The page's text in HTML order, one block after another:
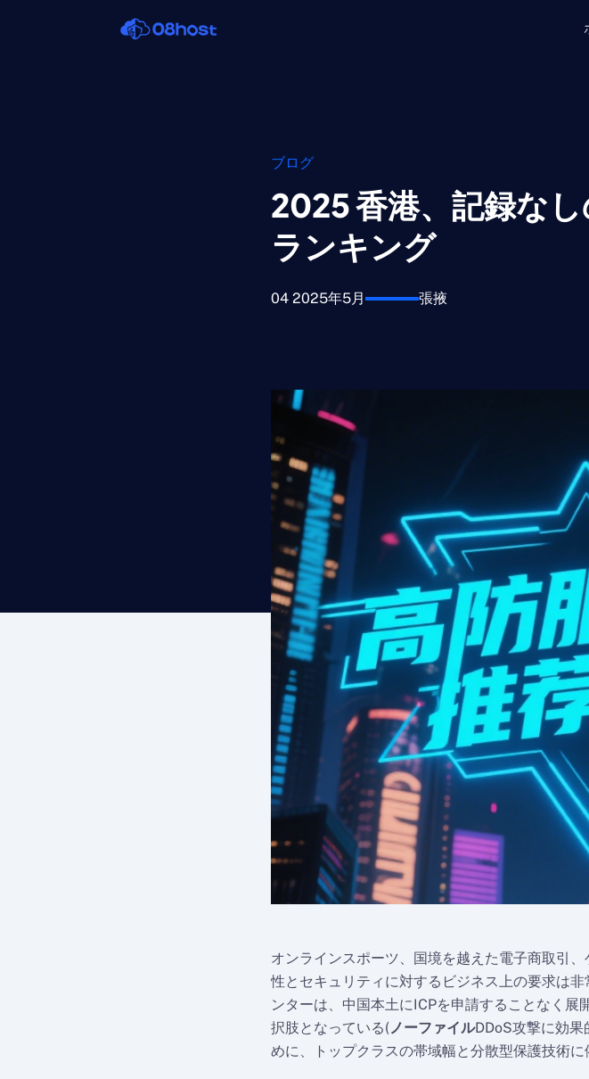
ブログ
2025 香港、記録な
ランキング
04 2025年5月 張掖
オンラインスポーツ、国境を越えた電子商取引
性とセキュリティに対するビジネス上の要求は非
ンターは、中国本土にICPを申請することなく
択肢となっている(ノーファイルDDoS攻撃に効果
めに、トップクラスの帯域幅と分散型保護技術に